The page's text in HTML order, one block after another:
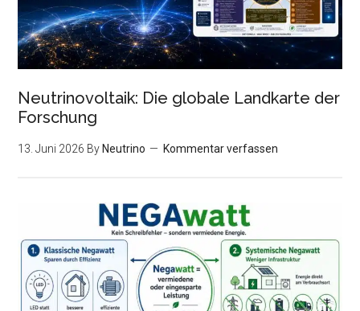
Neutrinovoltaik: Die globale Landkarte der
Forschung
13. Juni 2026 By Neutrino Kommentar verfassen